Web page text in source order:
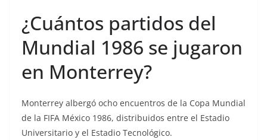
¿Cuántos partidos del
Mundial 1986 se jugaron
en Monterrey?
Monterrey albergó ocho encuentros de la Copa Mundial
de la FIFA México 1986, distribuidos entre el Estadio
Universitario y el Estadio Tecnológico.